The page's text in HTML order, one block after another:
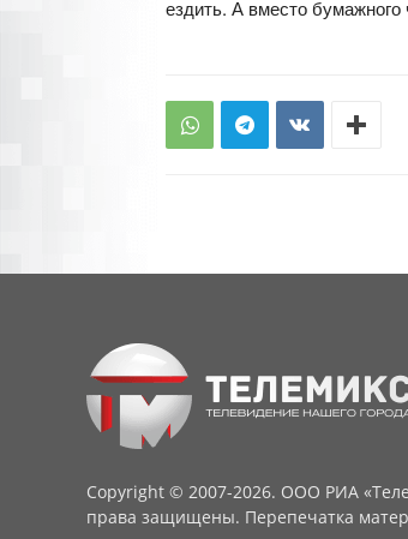
ездить. А вместо
Copyright © 2007-2026. ООО РИА
права защищены. Перепечатка